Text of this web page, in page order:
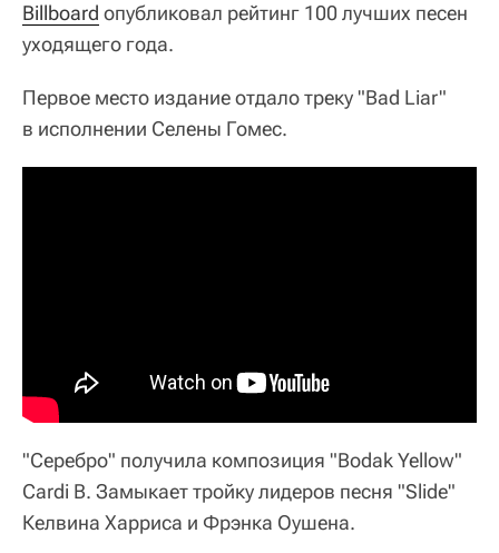
Billboard опубликовал рейтинг 100 лучших песен
уходящего года.
Первое место издание отдало треку "Bad Liar"
в исполнении Селены Гомес.
"Серебро" получила композиция "Bodak Yellow"
Cardi B. Замыкает тройку лидеров песня "Slide"
Келвина Харриса и Фрэнка Оушена.